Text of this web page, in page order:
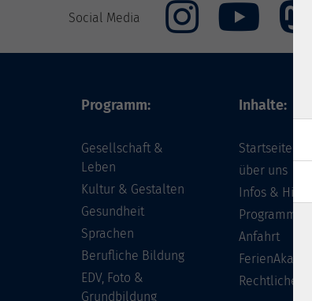
Social Media
Programm:
Gesellschaft &
Leben
Kultur & Gestalten
Gesundheit
Sprachen
Berufliche Bildung
EDV, Foto &
Grundbildung
Inhalte:
Startseite
über uns
Infos & Hilfe -
Programm
Anfahrt
Rechtliches